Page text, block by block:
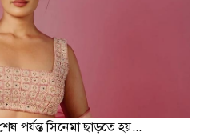
পর্যন্ত সিনেমা ছাড়তে হয়...